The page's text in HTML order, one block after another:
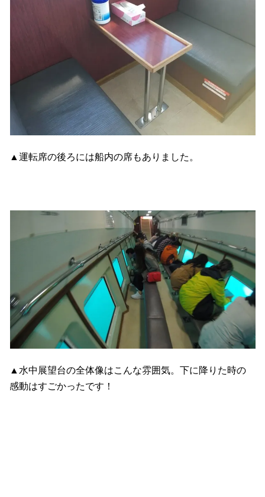
▲運転席の後ろには船内の席もありました。
▲水中展望台の全体像はこんな雰囲気。下に降りた時の
感動はすごかったです！